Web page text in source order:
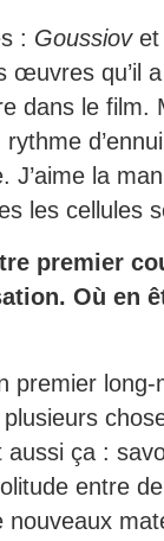
: Goussiov
œuvres qu’il
dans le film.
d’ennui
J’aime la
les cellules
premier
Où en
long-
aussi ça :
entre